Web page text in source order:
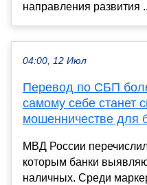
направления развития
04:00, 12 Июл
Перевод по СБП
самому себе станет
мошенничестве для
МВД России
которым банки
наличных. Среди